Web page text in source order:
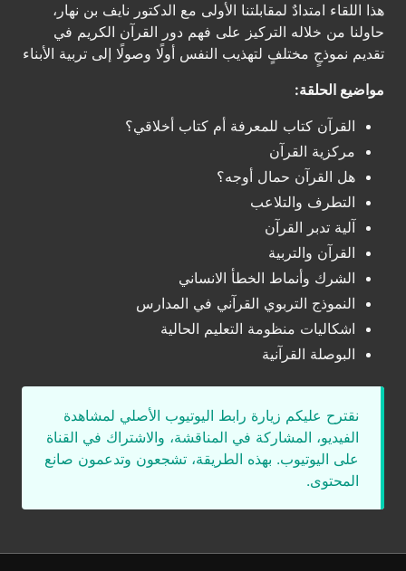
هذا اللقاء امتدادٌ لمقابلتنا الأولى مع الدكتور نايف بن نهار،
حاولنا من خلاله التركيز على فهم دور القرآن الكريم في
تقديم نموذجٍ مختلفٍ لتهذيب النفس أولًا وصولًا إلى تربية الأبناء
مواضيع الحلقة:
القرآن كتاب للمعرفة أم كتاب أخلاقي؟
مركزية القرآن
هل القرآن حمال أوجه؟
التطرف والتلاعب
آلية تدبر القرآن
القرآن والتربية
الشرك وأنماط الخطأ الانساني
النموذج التربوي القرآني في المدارس
اشكاليات منظومة التعليم الحالية
البوصلة القرآنية
نقترح عليكم زيارة رابط اليوتيوب الأصلي لمشاهدة
الفيديو، المشاركة في المناقشة، والاشتراك في القناة
على اليوتيوب. بهذه الطريقة، تشجعون وتدعمون صانع
المحتوى.